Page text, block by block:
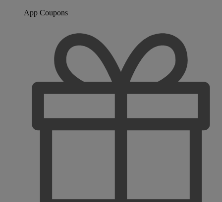
App Coupons